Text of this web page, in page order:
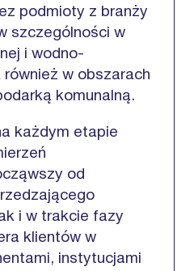
podmioty z branży
szczególności w
i wodno-
również w obszarach
komunalną.
każdym etapie
od
i w trakcie fazy
klientów w
instytucjami